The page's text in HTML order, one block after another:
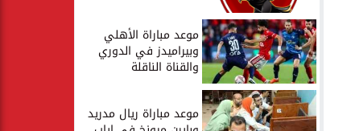
موعد مباراة الأهلي
وبيراميدز في الدوري
والقناة الناقلة
موعد مباراة ريال مدريد